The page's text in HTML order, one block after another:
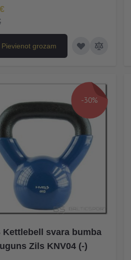
Pievienot grozam
-30%
Kettlebell svara bumba
Zils KNV04 (-)